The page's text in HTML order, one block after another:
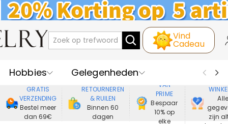
Vind
Cadeau
Hobbies
Gelegenheden
Recipienten
Best Verkochte
GRATIS
VERZENDING
Bestel meer
dan 69€
RETOURNEREN
& RUILEN
Binnen 60
dagen
VAN
PRIME
Bespaar
10% op
elke
Alle
zijn